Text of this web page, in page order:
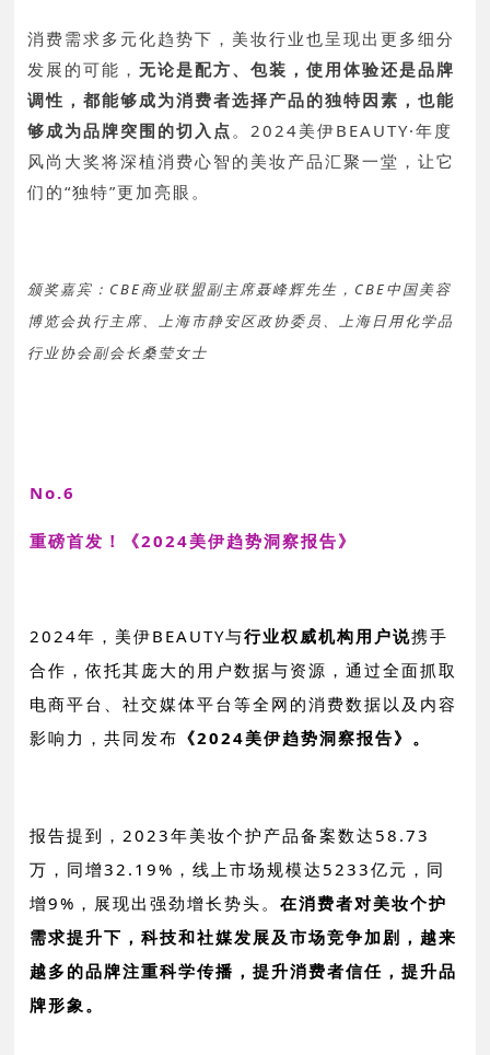
消费需求多元化趋势下，美妆行业也呈现出更多细分
发展的可能，无论是配方、包装，使用体验还是品牌
调性，都能够成为消费者选择产品的独特因素，也能
够成为品牌突围的切入点。2024美伊BEAUTY·年度
风尚大奖将深植消费心智的美妆产品汇聚一堂，让它
们的“独特”更加亮眼 。
颁奖嘉宾：CBE商业联盟副主席聂峰辉先生，CBE中国美容
博览会执行主席、上海市静安区政协委员、上海日用化学品
行业协会副会长桑莹女士
No.6
重磅首发！《2024美伊趋势洞察报告》
2024年，美伊BEAUTY与行业权威机构用户说携手
合作，依托其庞大的用户数据与资源，通过全面抓取
电商平台、社交媒体平台等全网的消费数据以及内容
影响力，共同发布 《2024美伊趋势洞察报告》。
报告提到，2023年美妆个护产品备案数达58.73
万，同增32.19%，线上市场规模达5233亿元，同
增9%，展现出强劲增长势头。在消费者对美妆个护
需求提升下，科技和社媒发展及市场竞争加剧，越来
越多的品牌注重科学传播，提升消费者信任，提升品
牌形象。